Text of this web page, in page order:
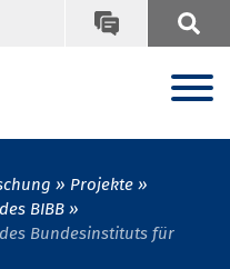
Projekte
BIBB
Bundesinstituts für